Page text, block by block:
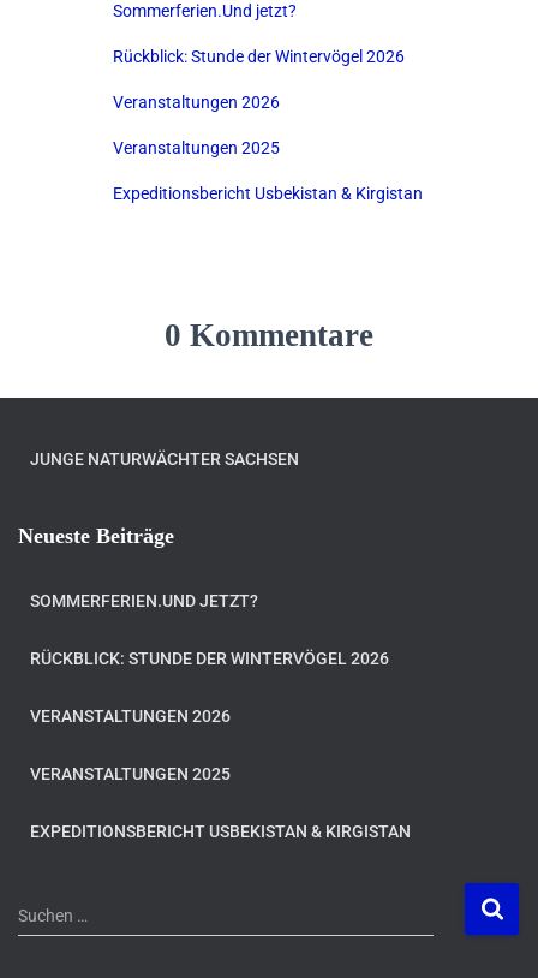
Sommerferien.Und jetzt?
Rückblick: Stunde der Wintervögel 2026
Veranstaltungen 2026
Veranstaltungen 2025
Expeditionsbericht Usbekistan & Kirgistan
0 Kommentare
JUNGE NATURWÄCHTER SACHSEN
Neueste Beiträge
SOMMERFERIEN.UND JETZT?
RÜCKBLICK: STUNDE DER WINTERVÖGEL 2026
VERANSTALTUNGEN 2026
VERANSTALTUNGEN 2025
EXPEDITIONSBERICHT USBEKISTAN & KIRGISTAN
S
u
Suchen …